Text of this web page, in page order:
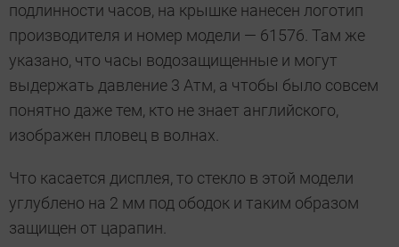
подлинности часов, на крышке нанесен логотип
производителя и номер модели — 61576. Там же
указано, что часы водозащищенные и могут
выдержать давление 3 Атм, а чтобы было совсем
понятно даже тем, кто не знает английского,
изображен пловец в волнах.
Что касается дисплея, то стекло в этой модели
углублено на 2 мм под ободок и таким образом
защищен от царапин.